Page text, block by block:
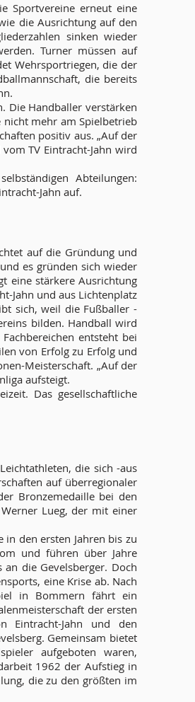
Sportvereine erneut eine
die Ausrichtung auf den
sinken wieder
Turner müssen auf
Wehrsportriegen, die der
die bereits
Die Handballer verstärken
nicht mehr am Spielbetrieb
positiv aus. „Auf der
TV Eintracht-Jahn wird
Abteilungen:
Jahn auf.
auf die Gründung und
es gründen sich wieder
eine stärkere Ausrichtung
Jahn und aus Lichtenplatz
sich, weil die Fußballer -
bilden. Handball wird
entsteht bei
von Erfolg zu Erfolg und
Meisterschaft. „Auf der
aufsteigt.
Das gesellschaftliche
die sich -aus
auf überregionaler
Bronzemedaille bei den
Lueg, der mit einer
in den ersten Jahren bis zu
und führen über Jahre
die Gevelsberger. Doch
eine Krise ab. Nach
in Bommern fährt ein
der ersten
Eintracht-Jahn und den
Gemeinsam bietet
aufgeboten waren,
1962 der Aufstieg in
die zu den größten im